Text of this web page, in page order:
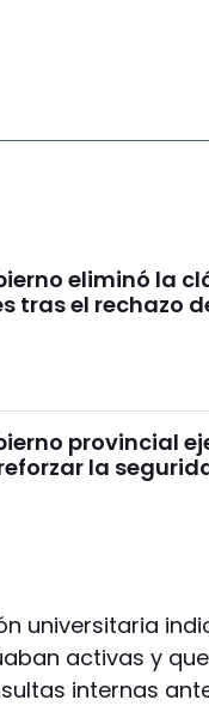
eliminó la
tras el rechazo
provincial
la
universitaria
activas y
internas